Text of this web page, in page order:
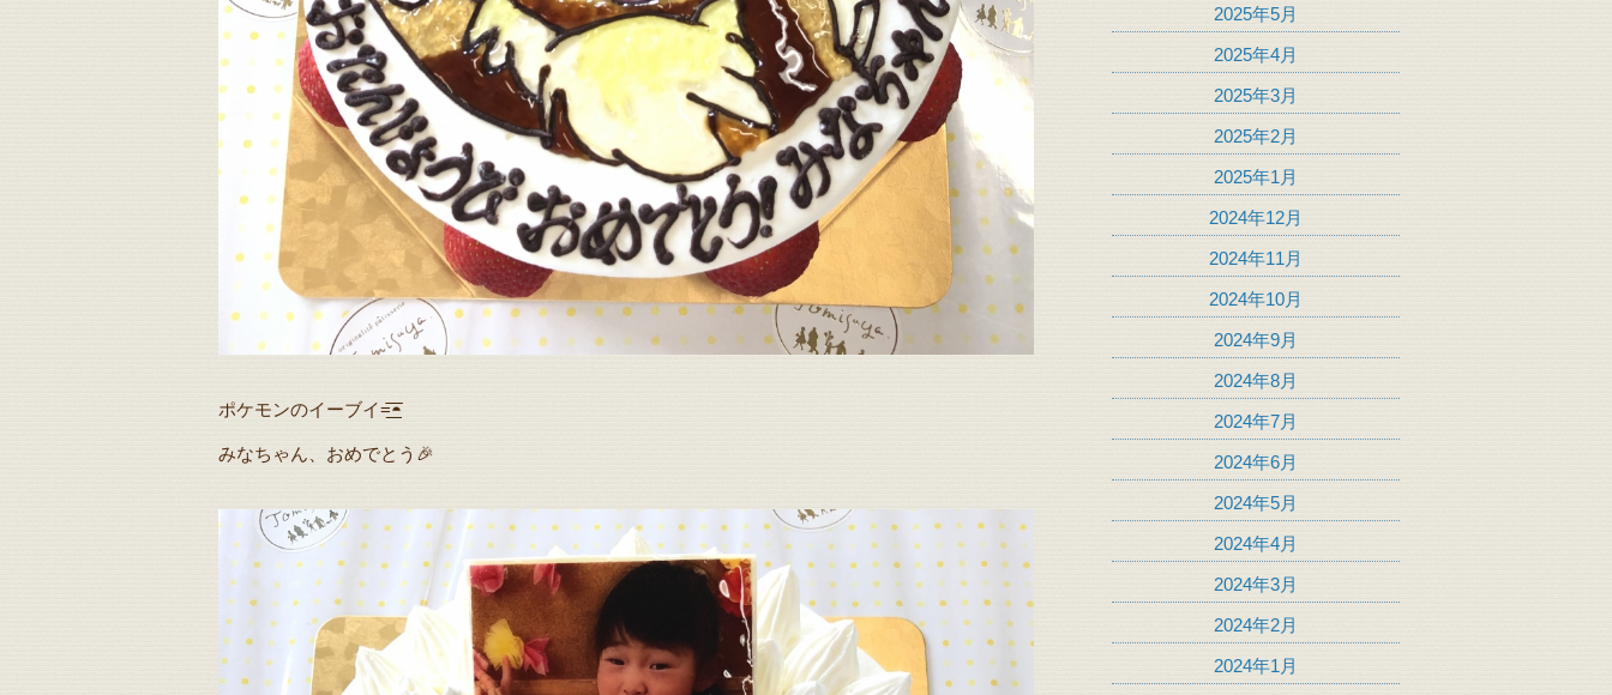
ポケモンのイーブイ=͟͟͞͞◓
みなちゃん、おめでとう🎉
2025年5月
2025年4月
2025年3月
2025年2月
2025年1月
2024年12月
2024年11月
2024年10月
2024年9月
2024年8月
2024年7月
2024年6月
2024年5月
2024年4月
2024年3月
2024年2月
2024年1月